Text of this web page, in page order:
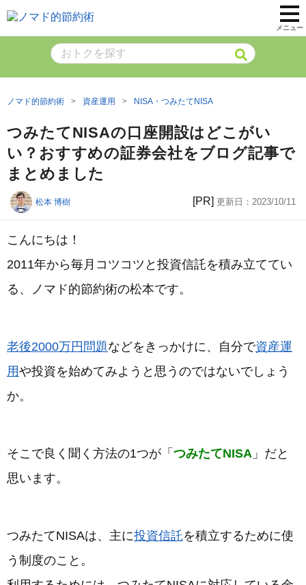
メニュー
ノマド的節約術 資産運用 NISA・つみたてNISA
つみたてNISAの口座開設はどこがい
い？おすすめの証券会社をブログ記事で
まとめました
松本 博樹 [PR] 更新日： 2023/10/11
こんにちは！
2011年から毎月コツコツと投資信託を積み立ててい
る、ノマド的節約術の松本です。
老後2000万円問題などをきっかけに、自分で資産運
用や投資を始めてみようと思うのではないでしょう
か。
そこで良く聞く方法の1つが「 つみたてNISA 」だと
思います。
つみたてNISAは、主に投資信託を積立するために使
う制度のこと。